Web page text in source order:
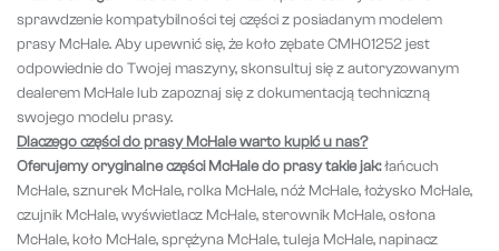
sprawdzenie kompatybilności tej części z posiadanym modelem
prasy McHale. Aby upewnić się, że koło zębate CMH01252 jest
odpowiednie do Twojej maszyny, skonsultuj się z autoryzowanym
dealerem McHale lub zapoznaj się z dokumentacją techniczną
swojego modelu prasy.
Dlaczego części do prasy McHale warto kupić u nas?
Oferujemy oryginalne części McHale do prasy takie jak:łańcuch
McHale, sznurek McHale, rolka McHale, nóż McHale, łożysko McHale,
czujnik McHale, wyświetlacz McHale, sterownik McHale, osłona
McHale, koło McHale, sprężyna McHale, tuleja McHale, napinacz